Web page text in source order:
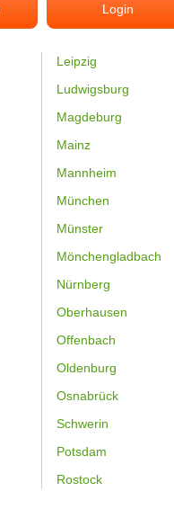
Login
Leipzig
Ludwigsburg
Magdeburg
Mainz
Mannheim
München
Münster
Mönchengladbach
Nürnberg
Oberhausen
Offenbach
Oldenburg
Osnabrück
Schwerin
Potsdam
Rostock